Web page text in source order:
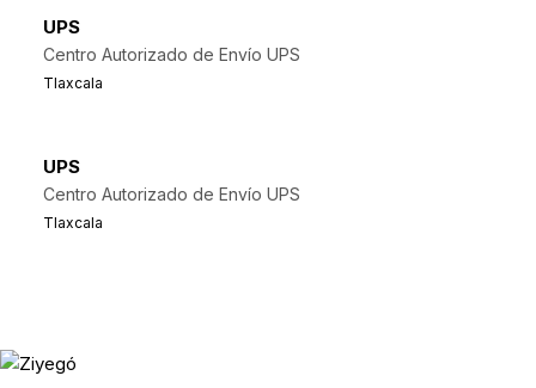
UPS
Centro Autorizado de Envío UPS
Tlaxcala
UPS
Centro Autorizado de Envío UPS
Tlaxcala